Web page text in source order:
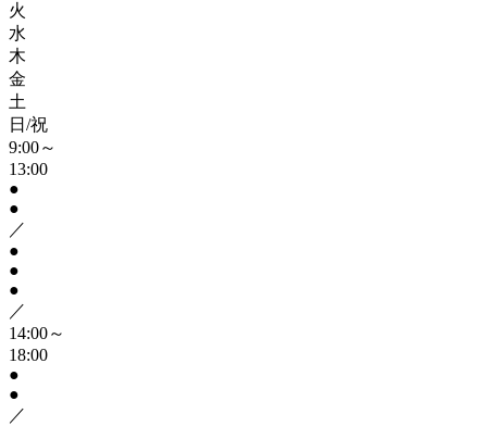
火
水
木
金
土
日/祝
9:00～
13:00
●
●
／
●
●
●
／
14:00～
18:00
●
●
／